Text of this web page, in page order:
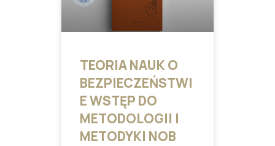
TEORIA NAUK O
BEZPIECZEŃSTWI
E WSTĘP DO
METODOLOGII I
METODYKI NOB